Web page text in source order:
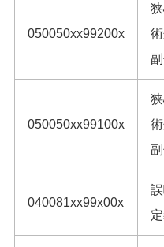
050050xx99200x
050050xx99100x
040081xx99x00x